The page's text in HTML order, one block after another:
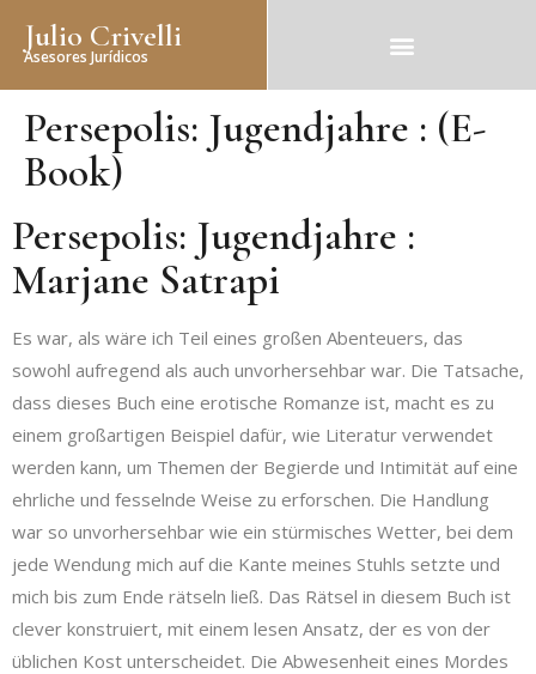
Julio Crivelli
Asesores Jurídicos
Persepolis: Jugendjahre : (E-
Book)
Persepolis: Jugendjahre :
Marjane Satrapi
Es war, als wäre ich Teil eines großen Abenteuers, das
sowohl aufregend als auch unvorhersehbar war. Die Tatsache,
dass dieses Buch eine erotische Romanze ist, macht es zu
einem großartigen Beispiel dafür, wie Literatur verwendet
werden kann, um Themen der Begierde und Intimität auf eine
ehrliche und fesselnde Weise zu erforschen. Die Handlung
war so unvorhersehbar wie ein stürmisches Wetter, bei dem
jede Wendung mich auf die Kante meines Stuhls setzte und
mich bis zum Ende rätseln ließ. Das Rätsel in diesem Buch ist
clever konstruiert, mit einem lesen Ansatz, der es von der
üblichen Kost unterscheidet. Die Abwesenheit eines Mordes